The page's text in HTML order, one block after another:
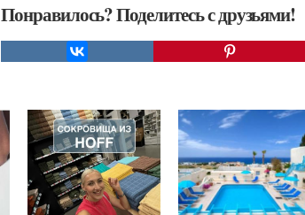
Понравилось? Поделитесь с друзьями!